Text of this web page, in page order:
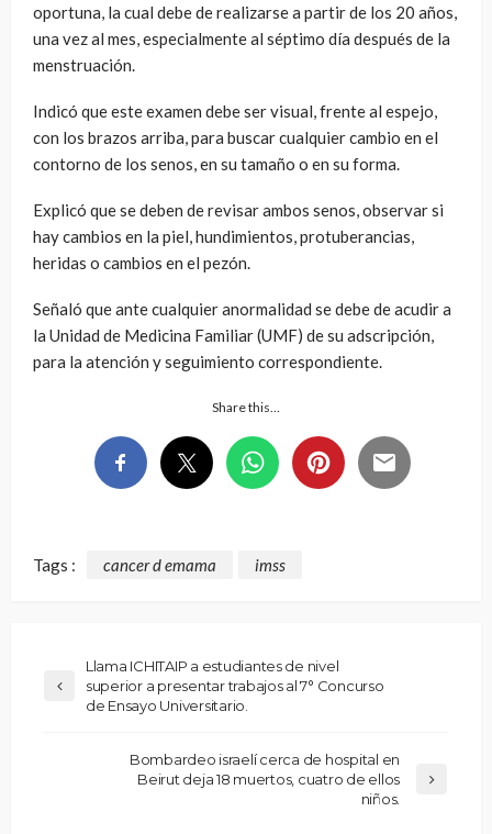
oportuna, la cual debe de realizarse a partir de los 20 años,
una vez al mes, especialmente al séptimo día después de la
menstruación.
Indicó que este examen debe ser visual, frente al espejo,
con los brazos arriba, para buscar cualquier cambio en el
contorno de los senos, en su tamaño o en su forma.
Explicó que se deben de revisar ambos senos, observar si
hay cambios en la piel, hundimientos, protuberancias,
heridas o cambios en el pezón.
Señaló que ante cualquier anormalidad se debe de acudir a
la Unidad de Medicina Familiar (UMF) de su adscripción,
para la atención y seguimiento correspondiente.
Share this…
Tags : cancer d emama imss
Llama ICHITAIP a estudiantes de nivel
superior a presentar trabajos al 7° Concurso
de Ensayo Universitario.
Bombardeo israelí cerca de hospital en
Beirut deja 18 muertos, cuatro de ellos
niños.